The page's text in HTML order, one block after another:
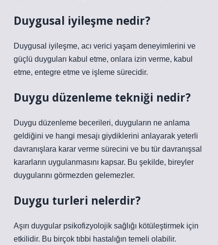
Duygusal iyileşme nedir?
Duygusal iyileşme, acı verici yaşam deneyimlerini ve
güçlü duyguları kabul etme, onlara izin verme, kabul
etme, entegre etme ve işleme sürecidir.
Duygu düzenleme tekniği nedir?
Duygu düzenleme becerileri, duyguların ne anlama
geldiğini ve hangi mesajı giydiklerini anlayarak yeterli
davranışlara karar verme sürecini ve bu tür davranışsal
kararların uygulanmasını kapsar. Bu şekilde, bireyler
duygularını görmezden gelemezler.
Duygu turleri nelerdir?
Aşırı duygular psikofizyolojik sağlığı kötüleştirmek için
etkilidir. Bu birçok tıbbi hastalığın temeli olabilir.